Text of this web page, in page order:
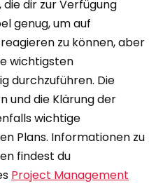
dir zur Verfügung
genug, um auf
zu können, aber
wichtigsten
durchzuführen. Die
und die Klärung der
wichtige
Plans. Informationen zu
findest du
Project Management